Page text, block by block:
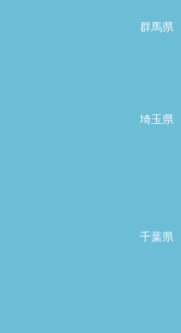
群馬県
埼玉県
千葉県